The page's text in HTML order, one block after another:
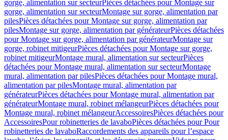
gorge, alimentation sur secteurPièces détachées pour Montage sur
gorge, alimentation sur secteurMontage sur gorge, alimentation par
pilesPièces détachées pour Montage sur gorge, alimentation par
pilesMontage sur gorge, alimentation par générateurPièces détachées
pour Montage sur gorge, alimentation par générateurMontage sur
gorge, robinet mitigeurPièces détachées pour Montage sur gorge,
robinet mitigeurMontage mural, alimentation sur secteurPièces
détachées pour Montage mural, alimentation sur secteurMontage
mural, alimentation par pilesPièces détachées pour Montage mural,
alimentation par pilesMontage mural, alimentation par
générateurPièces détachées pour Montage mural, alimentation par
générateurMontage mural, robinet mélangeurPièces détachées pour
Montage mural, robinet mélangeurAccessoiresPièces détachées pour
AccessoiresPour robinetteries de lavaboPièces détachées pour Pour
robinetteries de lavaboRaccordements des appareils pour l’espace